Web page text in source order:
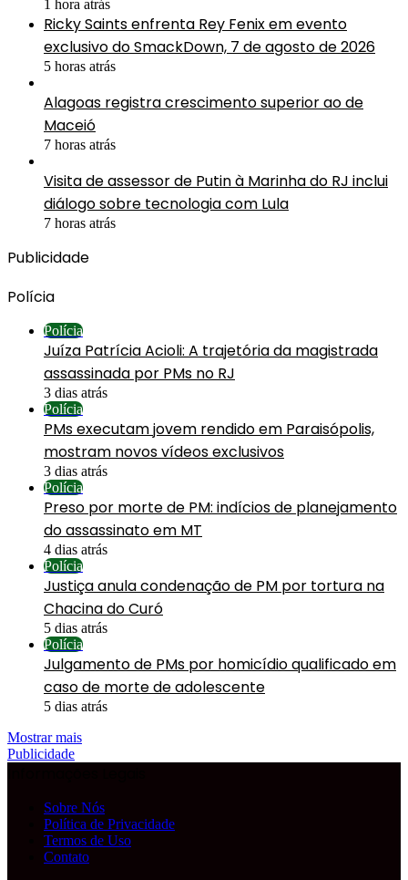
1 hora atrás
Ricky Saints enfrenta Rey Fenix em evento
exclusivo do SmackDown, 7 de agosto de 2026
5 horas atrás
Alagoas registra crescimento superior ao de
Maceió
7 horas atrás
Visita de assessor de Putin à Marinha do RJ inclui
diálogo sobre tecnologia com Lula
7 horas atrás
Publicidade
Polícia
Polícia
Juíza Patrícia Acioli: A trajetória da magistrada
assassinada por PMs no RJ
3 dias atrás
Polícia
PMs executam jovem rendido em Paraisópolis,
mostram novos vídeos exclusivos
3 dias atrás
Polícia
Preso por morte de PM: indícios de planejamento
do assassinato em MT
4 dias atrás
Polícia
Justiça anula condenação de PM por tortura na
Chacina do Curó
5 dias atrás
Polícia
Julgamento de PMs por homicídio qualificado em
caso de morte de adolescente
5 dias atrás
Mostrar mais
Publicidade
Sobre Nós
Política de Privacidade
Termos de Uso
Contato